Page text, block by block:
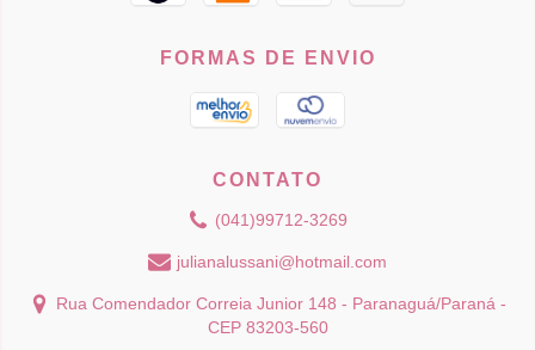
FORMAS DE ENVIO
CONTATO
(041)99712-3269
julianalussani@hotmail.com
Rua Comendador Correia Junior 148 - Paranaguá/Paraná -
CEP 83203-560